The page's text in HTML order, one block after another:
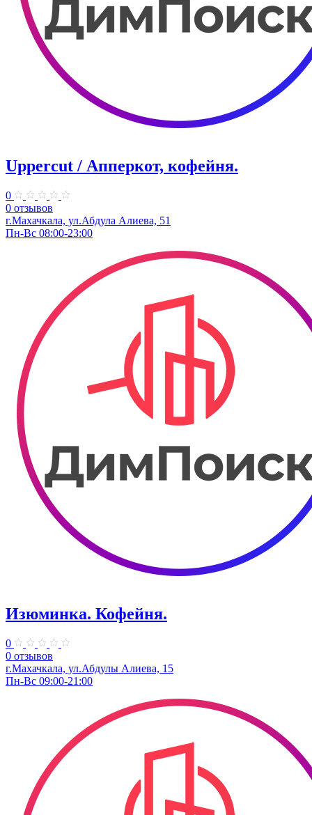
Uppercut / Апперкот, кофейня.
0
0 отзывов
г.Махачкала, ул.Абдула Алиева, 51
Пн-Вс 08:00-23:00
Изюминка. Кофейня.
0
0 отзывов
​г.Махачкала, ул.Абдулы Алиева, 15
Пн-Вс 09:00-21:00